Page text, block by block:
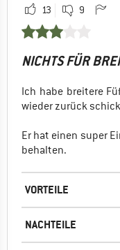
Sebastian
23.11.2014 12:38
Hey Arnd,
0 0
13 9
NICHTS FÜR
Ich habe breitere
wieder zurück
Er hat einen super
behalten.
VORTEILE
NACHTEILE